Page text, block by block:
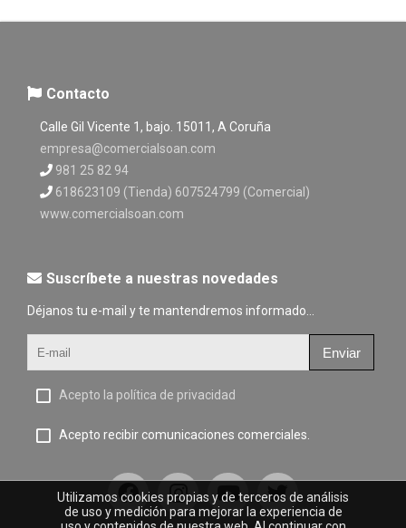
Contacto
Calle Gil Vicente 1, bajo. 15011, A Coruña
empresa@comercialsoan.com
981 25 82 94
618623109 (Tienda) 607524799 (Comercial)
www.comercialsoan.com
Suscríbete a nuestras novedades
Déjanos tu e-mail y te mantendremos informado...
Enviar
Acepto la política de privacidad
Acepto recibir comunicaciones comerciales.
Utilizamos cookies propias y de terceros de análisis
de uso y medición para mejorar la experiencia de